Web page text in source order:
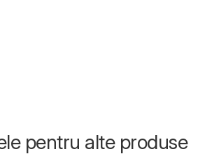
pentru alte produse